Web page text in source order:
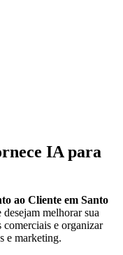
IA para
ao Cliente em Santo
desejam melhorar sua
e organizar
e marketing.